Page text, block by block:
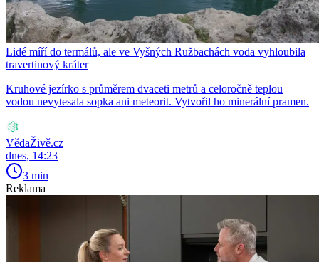
Lidé míří do termálů, ale ve Vyšných Ružbachách voda vyhloubila
travertinový kráter
Kruhové jezírko s průměrem dvaceti metrů a celoročně teplou
vodou nevytesala sopka ani meteorit. Vytvořil ho minerální pramen.
VědaŽivě.cz
dnes, 14:23
3 min
Reklama